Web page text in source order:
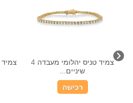
צמיד טניס יהלומי מעבדה 4
שיניים...
רכישה